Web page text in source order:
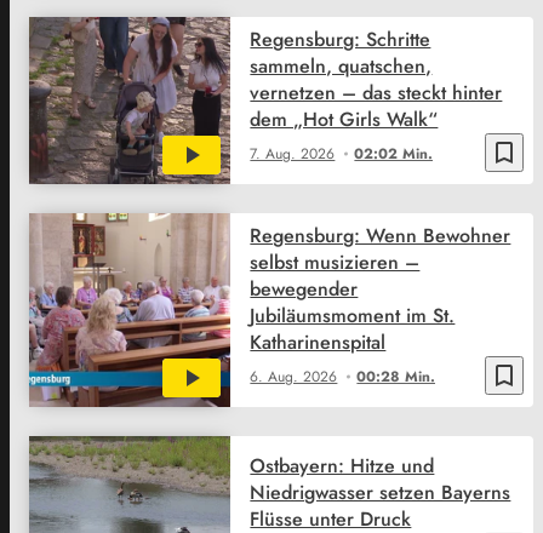
bookmark_border
7. Aug. 2026 02:02 Min.
Regensburg: Schritte
sammeln, quatschen,
vernetzen – das steckt hinter
dem „Hot Girls Walk“
bookmark_border
6. Aug. 2026 00:28 Min.
Regensburg: Wenn Bewohner
selbst musizieren –
bewegender
Jubiläumsmoment im St.
Katharinenspital
Ostbayern: Hitze und
Niedrigwasser setzen Bayerns
Flüsse unter Druck